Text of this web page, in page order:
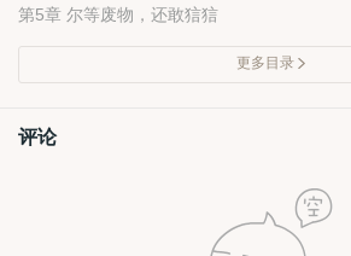
第5章 尔等废物，还敢狺狺
更多目录
评论